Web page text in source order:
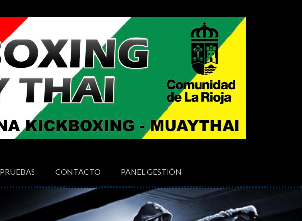
PRUEBAS CONTACTO PANEL GESTIÓN